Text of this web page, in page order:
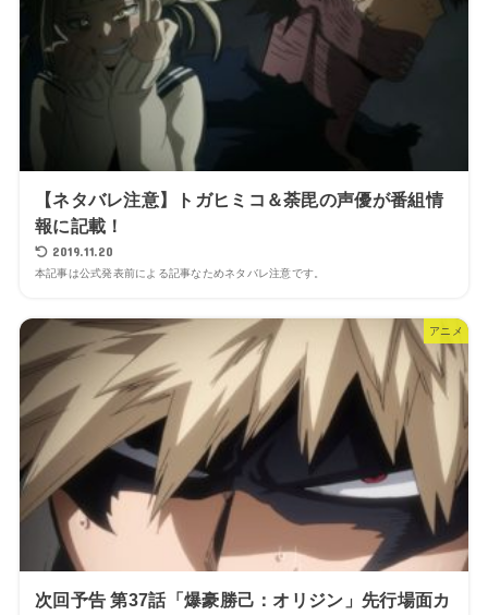
【ネタバレ注意】トガヒミコ＆荼毘の声優が番組情
報に記載！
2019.11.20
本記事は公式発表前による記事なためネタバレ注意です。
アニメ
次回予告 第37話「爆豪勝己：オリジン」先行場面カ